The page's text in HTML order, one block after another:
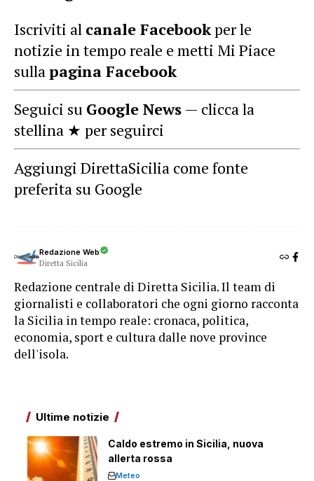
Iscriviti al canale Facebookper le
notizie in tempo reale e metti Mi Piace
sullapagina Facebook
Seguici su Google News — clicca la
stellina ★ per seguirci
Aggiungi DirettaSicilia come fonte
preferita su Google
Redazione Web
Diretta Sicilia
Redazione centrale di Diretta Sicilia. Il team di
giornalisti e collaboratori che ogni giorno racconta
la Sicilia in tempo reale: cronaca, politica,
economia, sport e cultura dalle nove province
dell'isola.
Ultime notizie
Caldo estremo in Sicilia, nuova
allerta rossa
Meteo